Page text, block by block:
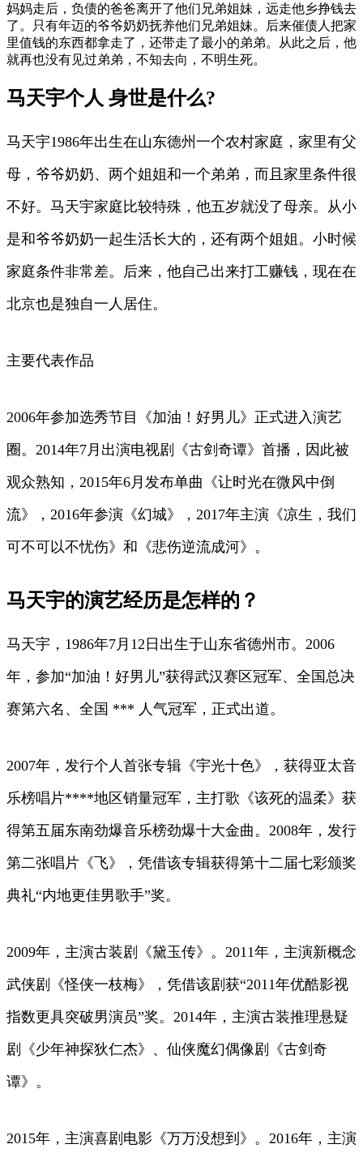
妈妈走后，负债的爸爸离开了他们兄弟姐妹，远走他乡挣钱去
了。只有年迈的爷爷奶奶抚养他们兄弟姐妹。后来催债人把家
里值钱的东西都拿走了，还带走了最小的弟弟。从此之后，他
就再也没有见过弟弟，不知去向，不明生死。
马天宇个人 身世是什么?
马天宇1986年出生在山东德州一个农村家庭，家里有父
母，爷爷奶奶、两个姐姐和一个弟弟，而且家里条件很
不好。马天宇家庭比较特殊，他五岁就没了母亲。从小
是和爷爷奶奶一起生活长大的，还有两个姐姐。小时候
家庭条件非常差。后来，他自己出来打工赚钱，现在在
北京也是独自一人居住。
主要代表作品
2006年参加选秀节目《加油！好男儿》正式进入演艺
圈。2014年7月出演电视剧《古剑奇谭》首播，因此被
观众熟知，2015年6月发布单曲《让时光在微风中倒
流》，2016年参演《幻城》，2017年主演《凉生，我们
可不可以不忧伤》和《悲伤逆流成河》。
马天宇的演艺经历是怎样的？
马天宇，1986年7月12日出生于山东省德州市。2006
年，参加“加油！好男儿”获得武汉赛区冠军、全国总决
赛第六名、全国 *** 人气冠军，正式出道。
2007年，发行个人首张专辑《宇光十色》，获得亚太音
乐榜唱片****地区销量冠军，主打歌《该死的温柔》获
得第五届东南劲爆音乐榜劲爆十大金曲。2008年，发行
第二张唱片《飞》，凭借该专辑获得第十二届七彩颁奖
典礼“内地更佳男歌手”奖。
2009年，主演古装剧《黛玉传》。2011年，主演新概念
武侠剧《怪侠一枝梅》，凭借该剧获“2011年优酷影视
指数更具突破男演员”奖。2014年，主演古装推理悬疑
剧《少年神探狄仁杰》、仙侠魔幻偶像剧《古剑奇
谭》。
2015年，主演喜剧电影《万万没想到》。2016年，主演